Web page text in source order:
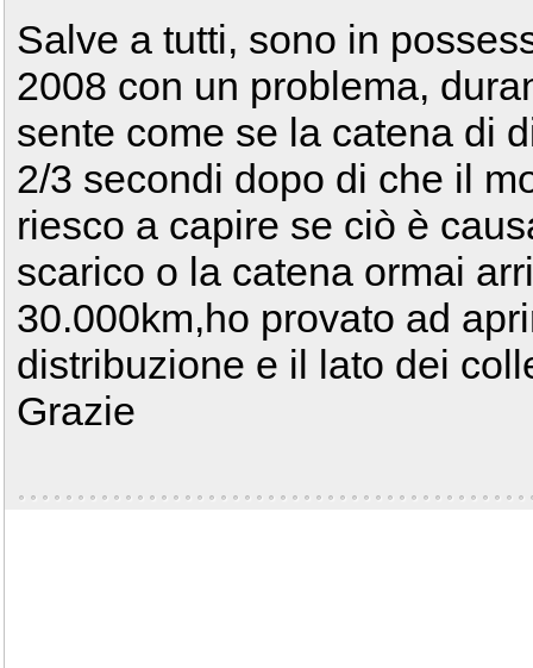
Salve a tutti, sono in
2008 con un problema,
sente come se la catena di
2/3 secondi dopo di che il
riesco a capire se ciò è
scarico o la catena ormai
30.000km,ho provato ad
distribuzione e il lato dei
Grazie